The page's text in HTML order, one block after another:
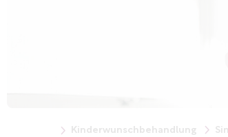
Kinderwunschbehandlung